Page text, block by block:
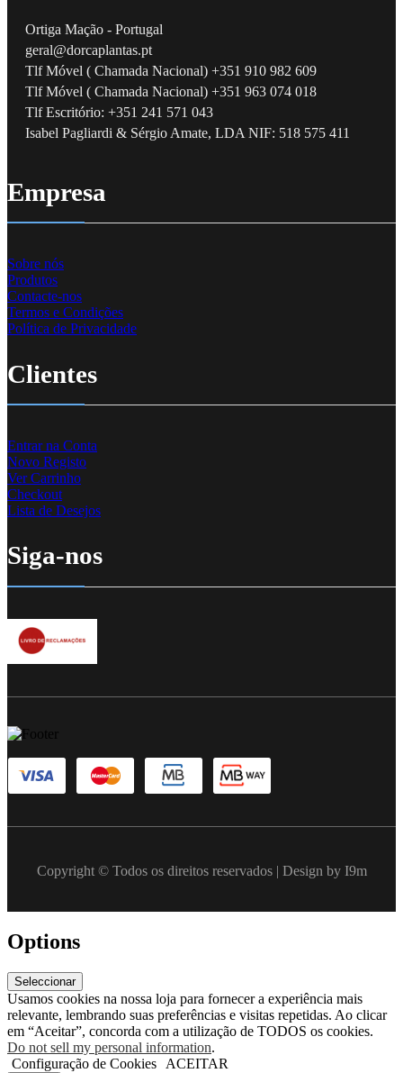
Ortiga Mação - Portugal
geral@dorcaplantas.pt
Tlf Móvel ( Chamada Nacional) +351 910 982 609
Tlf Móvel ( Chamada Nacional) +351 963 074 018
Tlf Escritório: +351 241 571 043
Isabel Pagliardi & Sérgio Amate, LDA NIF: 518 575 411
Empresa
Sobre nós
Produtos
Contacte-nos
Termos e Condições
Política de Privacidade
Clientes
Entrar na Conta
Novo Registo
Ver Carrinho
Checkout
Lista de Desejos
Siga-nos
Copyright © Todos os direitos reservados | Design by I9m
Options
Seleccionar
Usamos cookies na nossa loja para fornecer a experiência mais
relevante, lembrando suas preferências e visitas repetidas. Ao clicar
em “Aceitar”, concorda com a utilização de TODOS os cookies.
Do not sell my personal information.
Configuração de Cookies
ACEITAR